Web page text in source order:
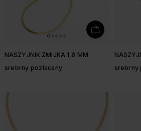
NASZYJNIK ŻMIJKA 1,8 MM
srebrny pozłacany
srebrny